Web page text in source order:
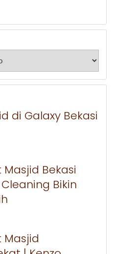
di Galaxy Bekasi
Bekasi
Bikin
Masjid